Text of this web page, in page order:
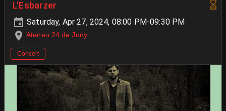
L'Esbarzer
Saturday, Apr 27, 2024, 08:00 PM-09:30 PM
Ateneu 24 de Juny
Concert